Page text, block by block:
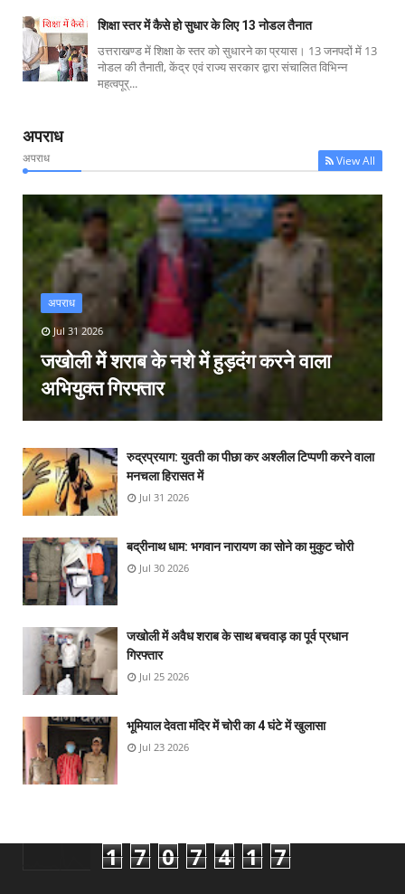
शिक्षा स्तर में कैसे हो सुधार के लिए 13 नोडल तैनात
उत्तराखण्ड में शिक्षा के स्तर को सुधारने का प्रयास। 13 जनपदों में 13
नोडल की तैनाती, केंद्र एवं राज्य सरकार द्वारा संचालित विभिन्न
महत्वपूर्...
अपराध
अपराध View All
अपराध
Jul 31 2026
जखोली में शराब के नशे में हुड़दंग करने वाला
अभियुक्त गिरफ्तार
रुद्रप्रयाग: युवती का पीछा कर अश्लील टिप्पणी करने वाला
मनचला हिरासत में
Jul 31 2026
बद्रीनाथ धाम: भगवान नारायण का सोने का मुकुट चोरी
Jul 30 2026
जखोली में अवैध शराब के साथ बचवाड़ का पूर्व प्रधान
गिरफ्तार
Jul 25 2026
भूमियाल देवता मंदिर में चोरी का 4 घंटे में खुलासा
Jul 23 2026
1 7 0 7 4 1 7